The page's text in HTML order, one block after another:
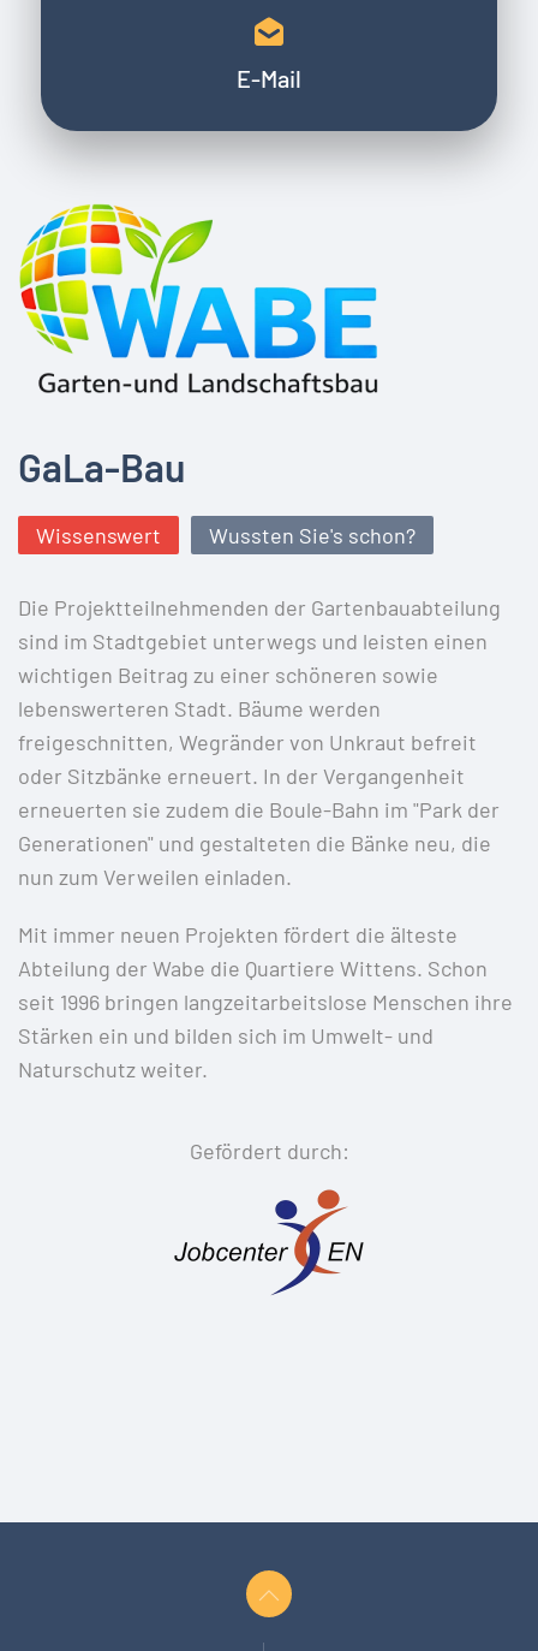
E-Mail
GaLa-Bau
Wissenswert Wussten Sie's schon?
Die Projektteilnehmenden der Gartenbauabteilung
sind im Stadtgebiet unterwegs und leisten einen
wichtigen Beitrag zu einer schöneren sowie
lebenswerteren Stadt. Bäume werden
freigeschnitten, Wegränder von Unkraut befreit
oder Sitzbänke erneuert. In der Vergangenheit
erneuerten sie zudem die Boule-Bahn im "Park der
Generationen" und gestalteten die Bänke neu, die
nun zum Verweilen einladen.
Mit immer neuen Projekten fördert die älteste
Abteilung der Wabe die Quartiere Wittens. Schon
seit 1996 bringen langzeitarbeitslose Menschen ihre
Stärken ein und bilden sich im Umwelt- und
Naturschutz weiter.
Gefördert durch: